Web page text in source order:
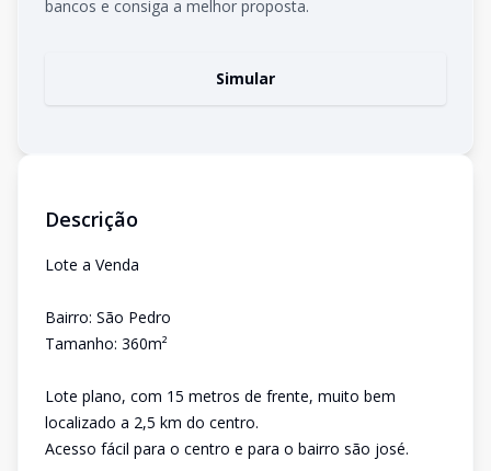
bancos e consiga a melhor proposta.
Simular
Descrição
Lote a Venda
Bairro: São Pedro
Tamanho: 360m²
Lote plano, com 15 metros de frente, muito bem
localizado a 2,5 km do centro.
Acesso fácil para o centro e para o bairro são josé.